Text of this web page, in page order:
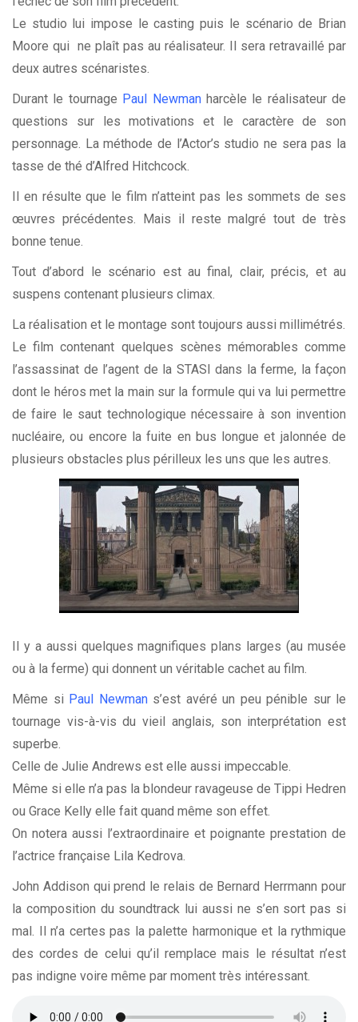
Le studio lui impose le casting puis le scénario de Brian
Moore qui ne plaît pas au réalisateur. Il sera retravaillé par
deux autres scénaristes.
Durant le tournage Paul Newmanharcèle le réalisateur de
questions sur les motivations et le caractère de son
personnage. La méthode de l’Actor’s studio ne sera pas la
tasse de thé d’Alfred Hitchcock.
Il en résulte que le film n’atteint pas les sommets de ses
œuvres précédentes. Mais il reste malgré tout de très
bonne tenue.
Tout d’abord le scénario est au final, clair, précis, et au
suspens contenant plusieurs climax.
La réalisation et le montage sont toujours aussi millimétrés.
Le film contenant quelques scènes mémorables comme
l’assassinat de l’agent de la STASI dans la ferme, la façon
dont le héros met la main sur la formule qui va lui permettre
de faire le saut technologique nécessaire à son invention
nucléaire, ou encore la fuite en bus longue et jalonnée de
plusieurs obstacles plus périlleux les uns que les autres.
Il y a aussi quelques magnifiques plans larges (au musée
ou à la ferme) qui donnent un véritable cachet au film.
Même si Paul Newmans’est avéré un peu pénible sur le
tournage vis-à-vis du vieil anglais, son interprétation est
superbe.
Celle de Julie Andrews est elle aussi impeccable.
Même si elle n’a pas la blondeur ravageuse de Tippi Hedren
ou Grace Kelly elle fait quand même son effet.
On notera aussi l’extraordinaire et poignante prestation de
l’actrice française Lila Kedrova.
John Addison qui prend le relais de Bernard Herrmann pour
la composition du soundtrack lui aussi ne s’en sort pas si
mal. Il n’a certes pas la palette harmonique et la rythmique
des cordes de celui qu’il remplace mais le résultat n’est
pas indigne voire même par moment très intéressant.